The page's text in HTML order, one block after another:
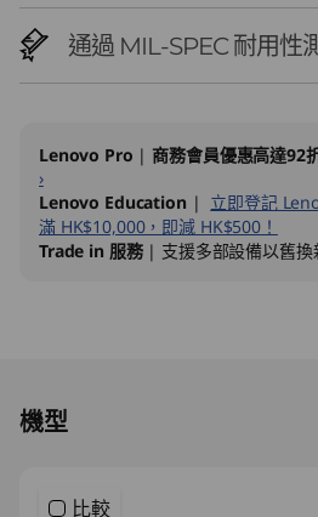
通過 MIL-SPEC 耐用性
Lenovo Pro | 商務會員優惠高達92
›
Lenovo Education | 立即登記
滿 HK$10,000，即減 HK$500！
Trade in 服務| 支援多部設備以舊換
機型
比較